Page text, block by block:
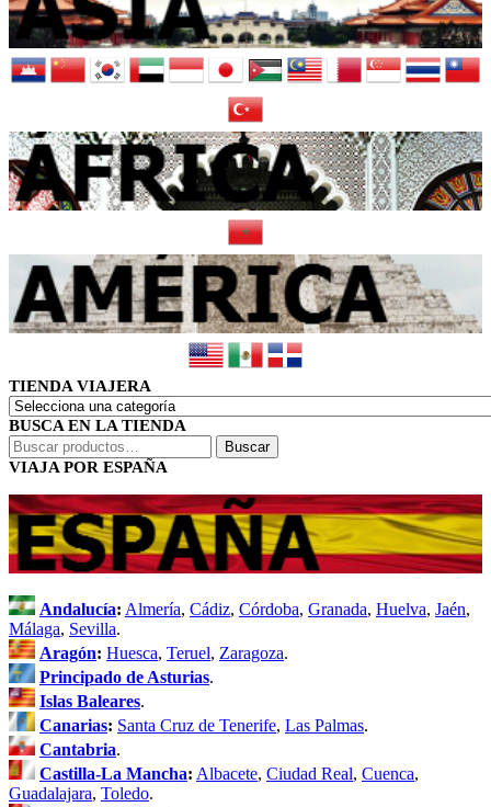
TIENDA VIAJERA
BUSCA EN LA TIENDA
Buscar
por:
Buscar
VIAJA POR ESPAÑA
Andalucía: Almería, Cádiz, Córdoba, Granada, Huelva, Jaén,
Málaga, Sevilla.
Aragón: Huesca, Teruel, Zaragoza.
Principado de Asturias.
Islas Baleares.
Canarias: Santa Cruz de Tenerife, Las Palmas.
Cantabria.
Castilla-La Mancha: Albacete, Ciudad Real, Cuenca,
Guadalajara, Toledo.